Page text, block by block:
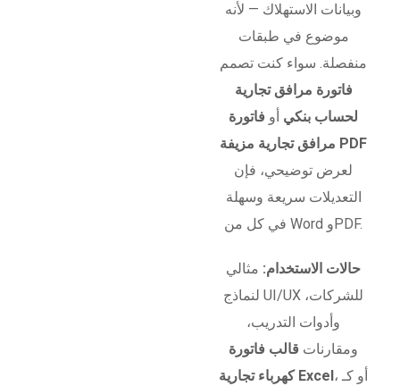
وبيانات الاستهلاك — لأنه
موضوع في طبقات
منفصلة. سواء كنت تصمم
فاتورة مرافق تجارية
لحساب بنكي أو فاتورة
مرافق تجارية مزيفة PDF
لعرض توضيحي، فإن
التعديلات سريعة وسهلة
في كل من Word وPDF.
حالات الاستخدام: مثالي
لنماذج UI/UX للشركات،
وأدوات التدريب،
ومقارنات قالب فاتورة
كهرباء تجارية Excel
، أو كـ